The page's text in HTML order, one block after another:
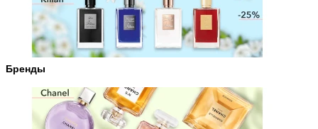
Бренды